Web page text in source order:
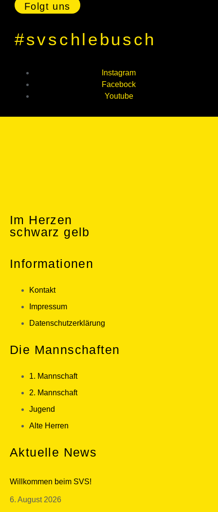
Folgt uns
#svschlebusch
Instagram
Facebock
Youtube
Im Herzen
schwarz gelb
Informationen
Kontakt
Impressum
Datenschutzerklärung
Die Mannschaften
1. Mannschaft
2. Mannschaft
Jugend
Alte Herren
Aktuelle News
Willkommen beim SVS!
6. August 2026